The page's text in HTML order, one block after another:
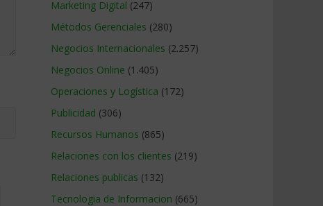
Marketing Digital (247)
Métodos Gerenciales (280)
Negocios Internacionales (2.257)
Negocios Online (1.405)
Operaciones y Logística (172)
Publicidad (306)
Recursos Humanos (865)
Relaciones con los clientes (219)
Relaciones publicas (132)
Tecnologia de Informacion (665)